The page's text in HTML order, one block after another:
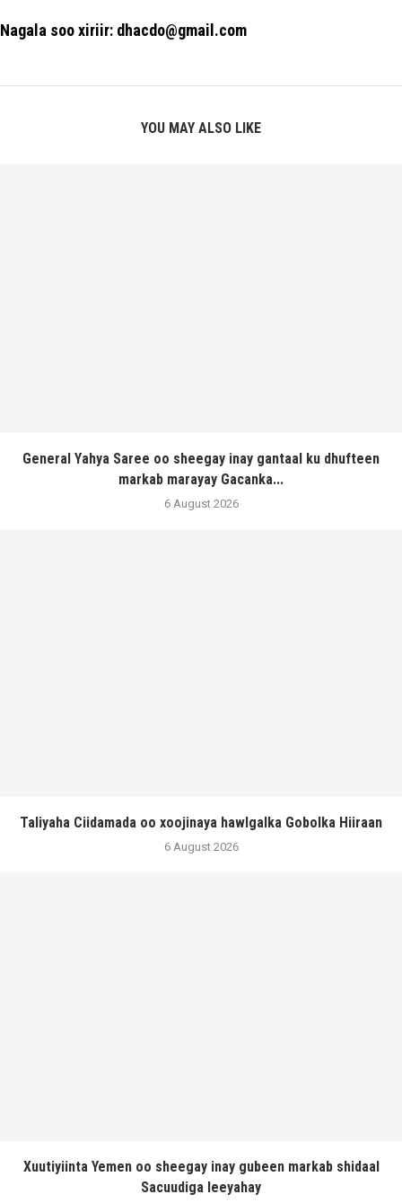
Nagala soo xiriir: dhacdo@gmail.com
YOU MAY ALSO LIKE
General Yahya Saree oo sheegay inay gantaal ku dhufteen
markab marayay Gacanka...
6 August 2026
Taliyaha Ciidamada oo xoojinaya hawlgalka Gobolka Hiiraan
6 August 2026
Xuutiyiinta Yemen oo sheegay inay gubeen markab shidaal
Sacuudiga leeyahay